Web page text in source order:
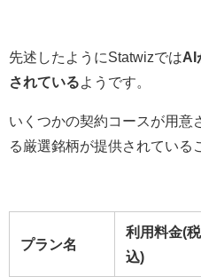
先述したようにStatwizではAI
されている ようです。
いくつかの契約コースが用意
る厳選銘柄が提供されている
プラン名
利用料金(税
込)